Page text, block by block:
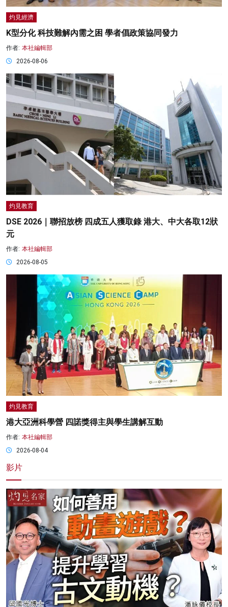
灼見經濟
K型分化 科技難解內需之困 學者倡政策協同發力
作者: 本社編輯部
2026-08-06
灼見教育
DSE 2026｜聯招放榜 四成五人獲取錄 港大、中大各取12狀
元
作者: 本社編輯部
2026-08-05
灼見教育
港大亞洲科學營 四諾獎得主與學生講解互動
作者: 本社編輯部
2026-08-04
影片